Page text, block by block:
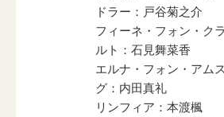
ドラー：戸谷菊之介
フィーネ・フォン・ク
ルト：石見舞菜香
エルナ・フォン・アム
グ：内田真礼
リンフィア：本渡楓